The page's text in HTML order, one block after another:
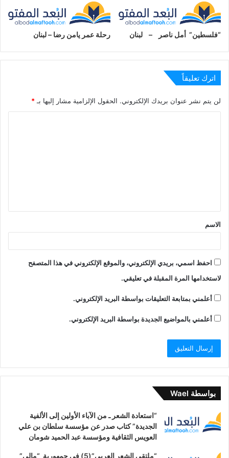
وقال جرح
صويحبك قلة أدب!
معجب بهذه:
“فلسطين” أمل ناصر – لبنان رحلة عمر يامن رضا – لبنان
اترك تعليقاً
لن يتم نشر عنوان بريدك الإلكتروني. الحقول الإلزامية مشار إليها بـ *
ق
*
الاسم
احفظ اسمي، بريدي الإلكتروني، والموقع الإلكتروني في هذا المتصفح
لاستخدامها المرة المقبلة في تعليقي.
أعلمني بمتابعة التعليقات بواسطة البريد الإلكتروني.
أعلمني بالمواضيع الجديدة بواسطة البريد الإلكتروني.
بواسطة Wael
“استعادة الشعر ـ من الآباء الأولين إلى الألفية
الجديدة” كتاب صدر عن مؤسسة سلطان بن علي
العويس الثقافية ومؤسسة عبد الحميد شومان
“ملتقى الشعر العربي”(5) في جمهورية “مالي”